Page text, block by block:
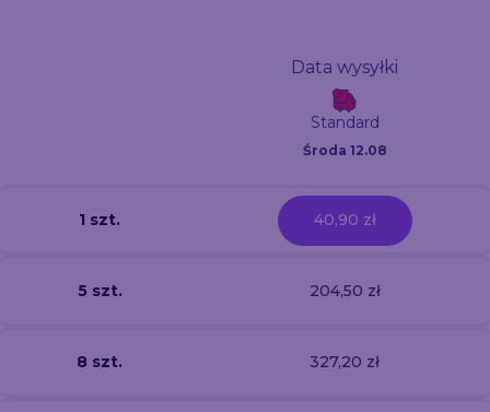
Data wysyłki
Standard
Środa 12.08
1 szt. 40,90 zł
5 szt. 204,50 zł
8 szt. 327,20 zł